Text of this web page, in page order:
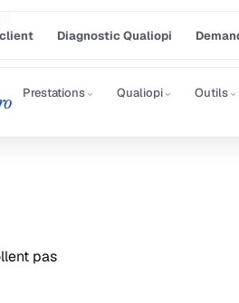
Diagnostic Qualiopi
Prestations⌄ Qualiopi⌄ Outils⌄
pas